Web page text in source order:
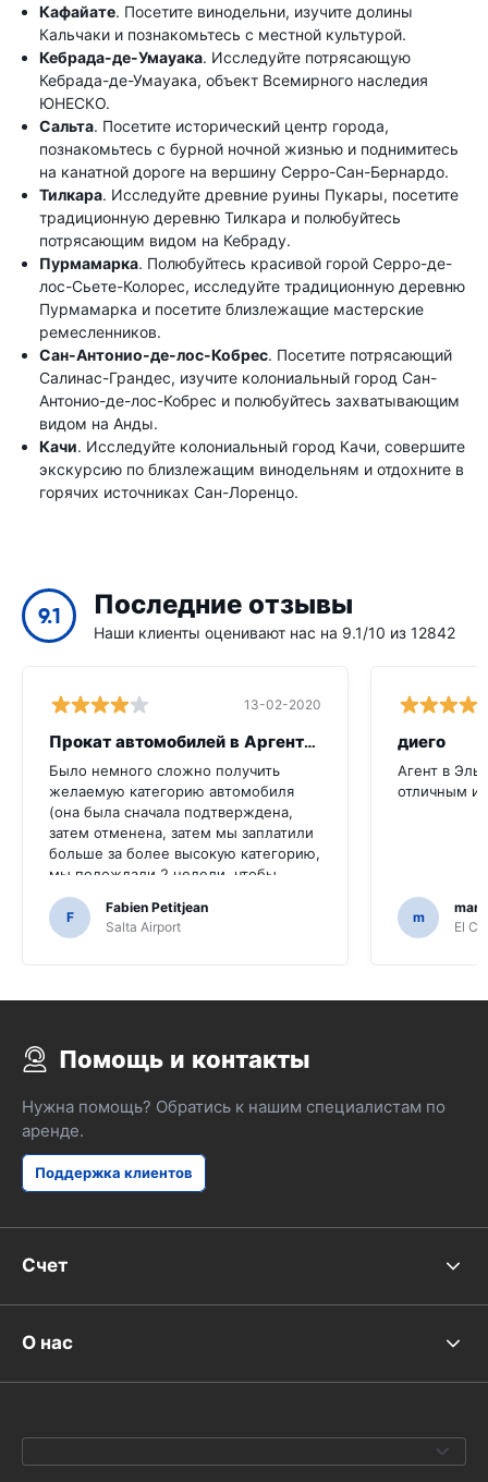
Кафайате. Посетите винодельни, изучите долины
Кальчаки и познакомьтесь с местной культурой.
Кебрада-де-Умауака. Исследуйте потрясающую
Кебрада-де-Умауака, объект Всемирного наследия
ЮНЕСКО.
Сальта. Посетите исторический центр города,
познакомьтесь с бурной ночной жизнью и поднимитесь
на канатной дороге на вершину Серро-Сан-Бернардо.
Тилкара. Исследуйте древние руины Пукары, посетите
традиционную деревню Тилкара и полюбуйтесь
потрясающим видом на Кебраду.
Пурмамарка. Полюбуйтесь красивой горой Серро-де-
лос-Сьете-Колорес, исследуйте традиционную деревню
Пурмамарка и посетите близлежащие мастерские
ремесленников.
Сан-Антонио-де-лос-Кобрес. Посетите потрясающий
Салинас-Грандес, изучите колониальный город Сан-
Антонио-де-лос-Кобрес и полюбуйтесь захватывающим
видом на Анды.
Качи. Исследуйте колониальный город Качи, совершите
экскурсию по близлежащим винодельням и отдохните в
горячих источниках Сан-Лоренцо.
9.1 Последние отзывы
Наши клиенты оценивают нас на 9.1/10 из 12842
13-02-2020
Прокат автомобилей в Аргентине
Было немного сложно получить
желаемую категорию автомобиля
(она была сначала подтверждена,
затем отменена, затем мы заплатили
больше за более высокую категорию,
мы подождали 2 недели, чтобы
получить подтверждение. Именно
поэтому мы взяли полную защиту,
чтобы избежать дальнейших проблем
покрыт. Так что, наконец, не так уж
F
Fabien Petitjean
Salta Airport
диего
Агент в
отличным и
m
El
Помощь и контакты
Нужна помощь? Обратись к нашим специалистам по
аренде.
Поддержка клиентов
Счет
О нас